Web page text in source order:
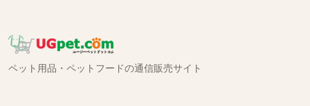
ペット用品・ペットフードの通信販売サイト